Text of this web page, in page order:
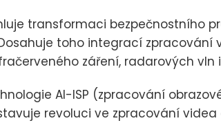
transformaci bezpečnostního
toho integrací zpracování
záření, radarových
AI-ISP (zpracování
revoluci ve zpracování